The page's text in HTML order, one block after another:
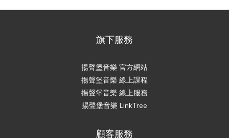
旗下服務
揚聲堡音樂 官方網站
揚聲堡音樂 線上課程
揚聲堡音樂 線上服務
揚聲堡音樂 LinkTree
顧客服務